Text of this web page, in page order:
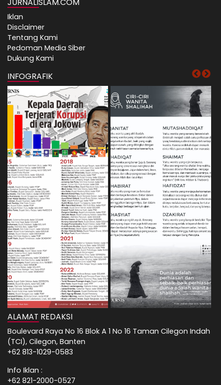
Iklan
Disclaimer
Tentang Kami
Pedoman Media Siber
Dukung Kami
INFOGRAFIK
ALAMAT REDAKSI
Boulevard Raya No 16 Blok A 1 No 16 Taman Cilegon Indah
(TCI), Cilegon, Banten
+62 813-1029-0583
Info Iklan :
+62 821-2000-0527